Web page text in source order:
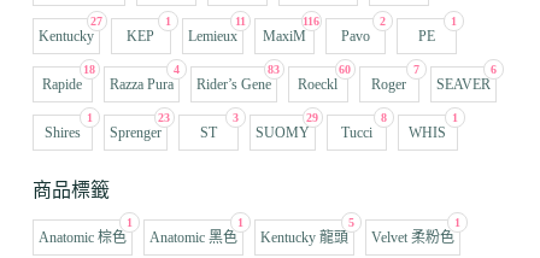
27
Kentucky
1
KEP
11
Lemieux
116
MaxiM
2
Pavo
1
PE
18
Rapide
4
Razza Pura
83
Rider’s Gene
60
Roeckl
7
Roger
6
SEAVER
1
Shires
23
Sprenger
3
ST
29
SUOMY
8
Tucci
1
WHIS
商品標籤
1
Anatomic 棕色
1
Anatomic 黑色
5
Kentucky 龍頭
1
Velvet 柔粉色